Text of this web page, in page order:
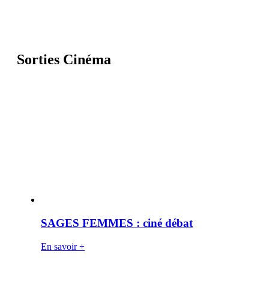
Sorties Cinéma
SAGES FEMMES : ciné débat
En savoir +